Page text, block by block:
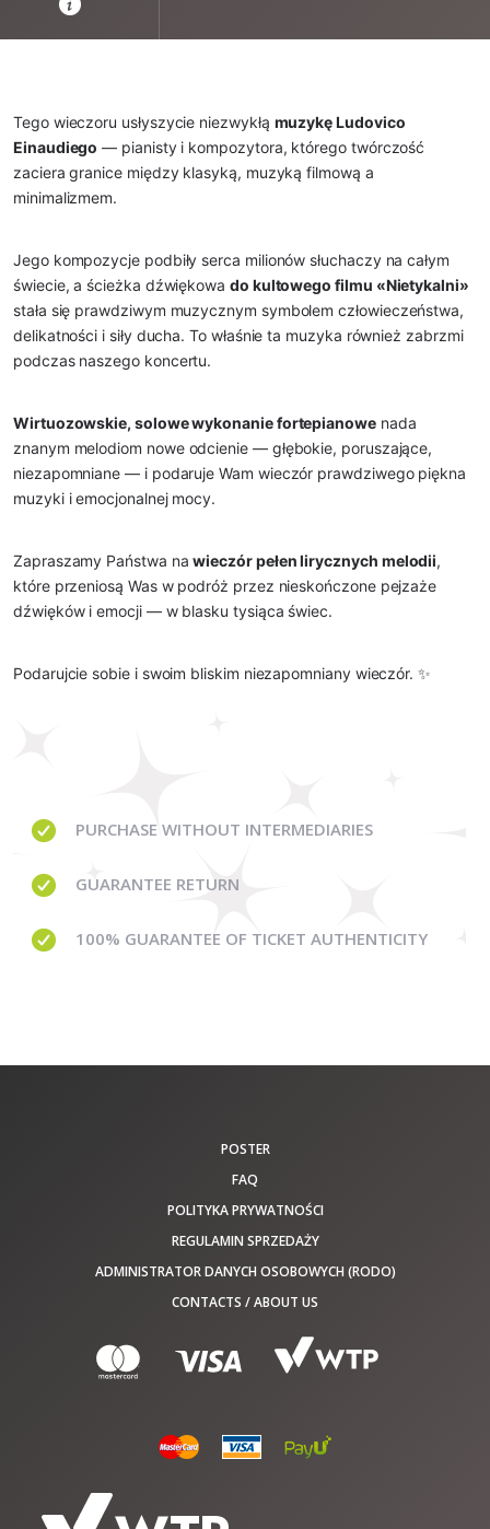
Tego wieczoru usłyszycie niezwykłą muzykę Ludovico
Einaudiego — pianisty i kompozytora, którego twórczość
zaciera granice między klasyką, muzyką filmową a
minimalizmem.
Jego kompozycje podbiły serca milionów słuchaczy na całym
świecie, a ścieżka dźwiękowa do kultowego filmu «Nietykalni»
stała się prawdziwym muzycznym symbolem człowieczeństwa,
delikatności i siły ducha. To właśnie ta muzyka również zabrzmi
podczas naszego koncertu.
Wirtuozowskie, solowe wykonanie fortepianowenada
znanym melodiom nowe odcienie — głębokie, poruszające,
niezapomniane — i podaruje Wam wieczór prawdziwego piękna
muzyki i emocjonalnej mocy.
Zapraszamy Państwa nawieczór pełen lirycznych melodii,
które przeniosą Was w podróż przez nieskończone pejzaże
dźwięków i emocji — w blasku tysiąca świec.
Podarujcie sobie i swoim bliskim niezapomniany wieczór. ✨
PURCHASE WITHOUT INTERMEDIARIES
GUARANTEE RETURN
100% GUARANTEE OF TICKET AUTHENTICITY
POSTER
FAQ
POLITYKA PRYWATNOŚCI
REGULAMIN SPRZEDAŻY
ADMINISTRATOR DANYCH OSOBOWYCH (RODO)
CONTACTS / ABOUT US